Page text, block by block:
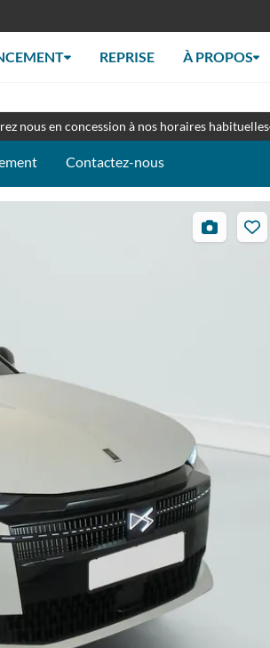
REPRISE À PROPOS
nous en concession à nos horaires habituelles
Contactez-nous
27
photos